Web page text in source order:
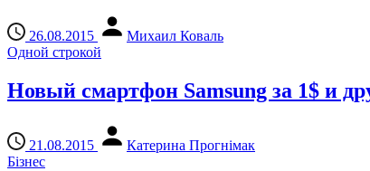
26.08.2015
Михаил Коваль
Одной строкой
Новый смартфон Samsung за 1$ и
21.08.2015
Катерина Прогнімак
Бізнес